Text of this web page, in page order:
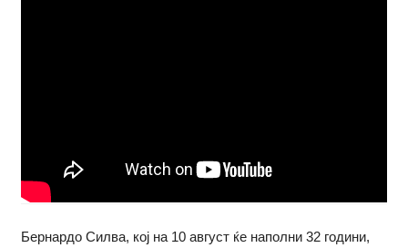
Бернардо Силва, кој на 10 август ќе наполни 32 години,